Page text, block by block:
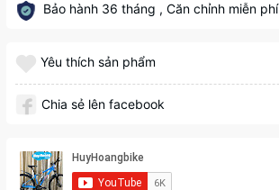
Bảo hành 36 tháng , Căn chỉnh miễn phí
Yêu thích sản phẩm
Chia sẻ lên facebook